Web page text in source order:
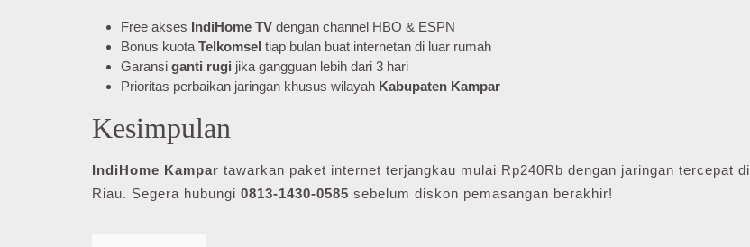
Free akses IndiHome TV dengan channel HBO & ESPN
Bonus kuota Telkomsel tiap bulan buat internetan di luar rumah
Garansi ganti rugi jika gangguan lebih dari 3 hari
Prioritas perbaikan jaringan khusus wilayah Kabupaten Kampar
Kesimpulan
IndiHome Kampar tawarkan paket internet terjangkau mulai Rp240Rb dengan jaringan tercepat di
Riau. Segera hubungi 0813-1430-0585 sebelum diskon pemasangan berakhir!